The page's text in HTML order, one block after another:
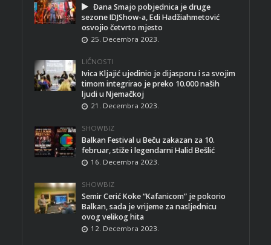
Đana Smajo pobjednica je druge
sezone IDJShow-a, Edi Hadžiahmetović
osvojio četvrto mjesto
25. Decembra 2023.
LIČNOSTI
Ivica Kljajić ujedinio je dijasporu i sa svojim
timom integrirao je preko 10.000 naših
ljudi u Njemačkoj
21. Decembra 2023.
SHOWBIZ
Balkan Festival u Beču zakazan za 10.
februar, stiže i legendarni Halid Bešlić
16. Decembra 2023.
SHOWBIZ
Semir Cerić Koke “Kafanicom” je pokorio
Balkan, sada je vrijeme za nasljednicu
ovog velikog hita
12. Decembra 2023.